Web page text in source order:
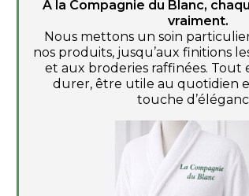
À la Compagnie du Blanc,
vraiment.
Nous mettons un soin
nos produits, jusqu’aux finitions
et aux broderies raffinées. Tout
durer, être utile au quotidien
touche